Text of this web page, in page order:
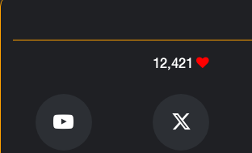
12٬421